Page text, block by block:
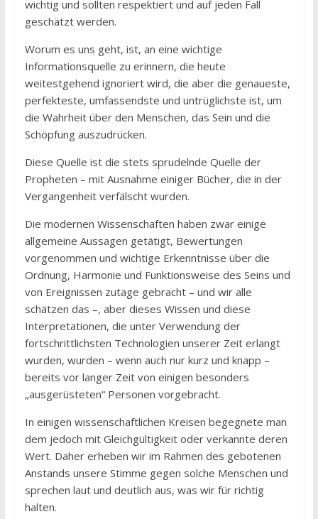
wichtig und sollten respektiert und auf jeden Fall
geschätzt werden.
Worum es uns geht, ist, an eine wichtige
Informationsquelle zu erinnern, die heute
weitestgehend ignoriert wird, die aber die genaueste,
perfekteste, umfassendste und untrüglichste ist, um
die Wahrheit über den Menschen, das Sein und die
Schöpfung auszudrücken.
Diese Quelle ist die stets sprudelnde Quelle der
Propheten – mit Ausnahme einiger Bücher, die in der
Vergangenheit verfälscht wurden.
Die modernen Wissenschaften haben zwar einige
allgemeine Aussagen getätigt, Bewertungen
vorgenommen und wichtige Erkenntnisse über die
Ordnung, Harmonie und Funktionsweise des Seins und
von Ereignissen zutage gebracht – und wir alle
schätzen das –, aber dieses Wissen und diese
Interpretationen, die unter Verwendung der
fortschrittlichsten Technologien unserer Zeit erlangt
wurden, wurden – wenn auch nur kurz und knapp –
bereits vor langer Zeit von einigen besonders
„ausgerüsteten“ Personen vorgebracht.
In einigen wissenschaftlichen Kreisen begegnete man
dem jedoch mit Gleichgültigkeit oder verkannte deren
Wert. Daher erheben wir im Rahmen des gebotenen
Anstands unsere Stimme gegen solche Menschen und
sprechen laut und deutlich aus, was wir für richtig
halten.